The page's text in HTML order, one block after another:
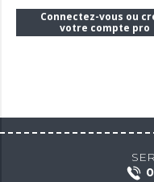
Connectez-vous ou
votre compte pro